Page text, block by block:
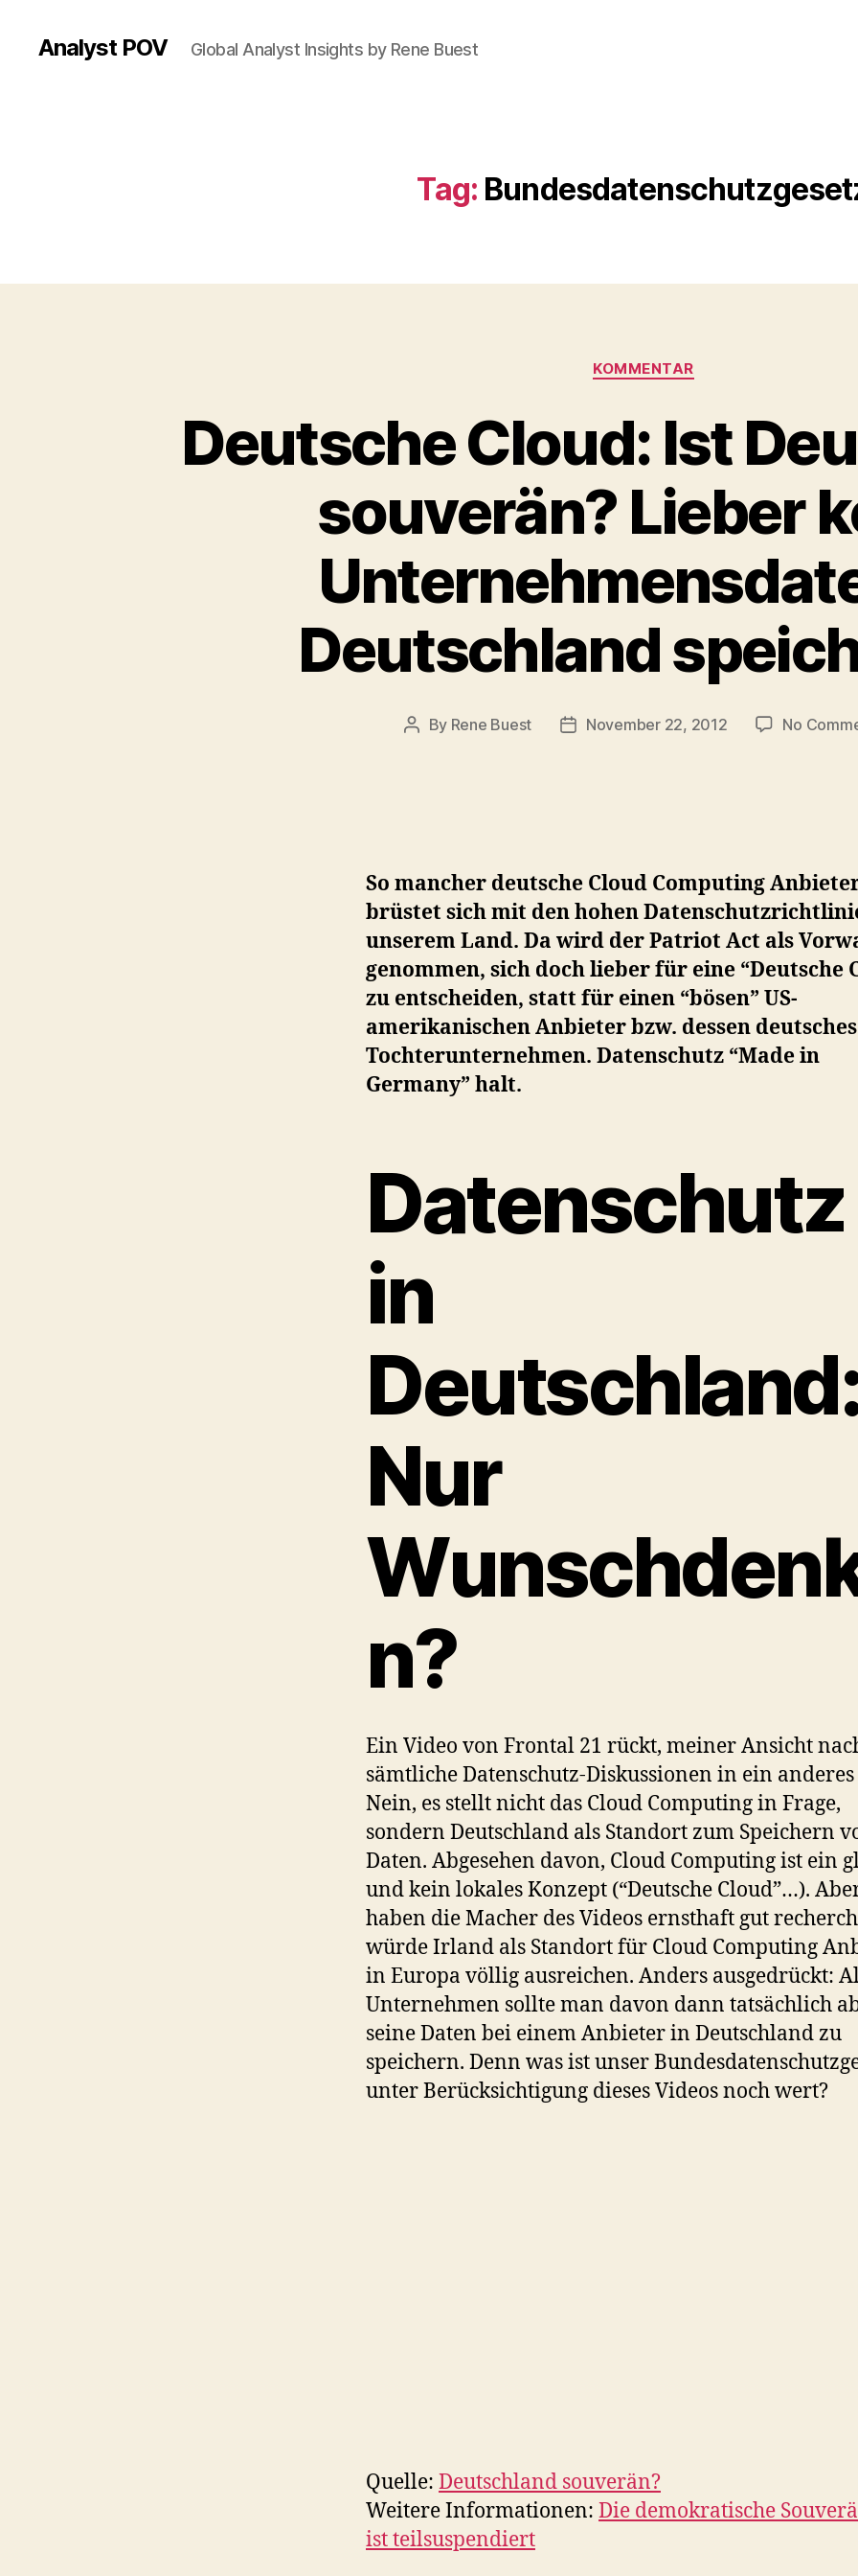
Analyst POV Global Analyst Insights by Rene Buest
Tag:
Categories
KOMMENTAR
Deutsche Cloud: Ist
souverän? Lieber
Deutschland
Post
By Rene Buest
PostNovember 22, 2012 No
So mancher deutsche Cloud Computing
brüstet sich mit den hohen
unserem Land. Da wird der Patriot Act als
genommen, sich doch lieber für eine “Deutsche
zu entscheiden, statt für einen “bösen” US-
amerikanischen Anbieter bzw. dessen deutsches
Tochterunternehmen. Datenschutz “Made in
Germany” halt.
Datenschutz
in
Nur
n?
Ein Video von Frontal 21 rückt, meiner Ansicht
sämtliche Datenschutz-Diskussionen in ein
Nein, es stellt nicht das Cloud Computing in Frage,
sondern Deutschland als Standort zum Speichern
Daten. Abgesehen davon, Cloud Computing ist ein
und kein lokales Konzept (“Deutsche Cloud”…).
haben die Macher des Videos ernsthaft gut
würde Irland als Standort für Cloud Computing
in Europa völlig ausreichen. Anders ausgedrückt:
Unternehmen sollte man davon dann tatsächlich
seine Daten bei einem Anbieter in Deutschland zu
speichern. Denn was ist unser
unter Berücksichtigung dieses Videos noch wert?
Quelle: Deutschland souverän?
Weitere Informationen: Die demokratische
ist teilsuspendiert